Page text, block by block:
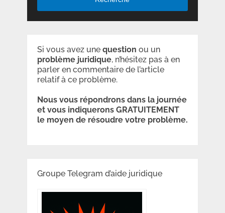
Si vous avez une question ou un
problème juridique, n’hésitez pas à en
parler en commentaire de l’article
relatif à ce problème.
Nous vous répondrons dans la journée
et vous indiquerons GRATUITEMENT
le moyen de résoudre votre problème.
Groupe Telegram d’aide juridique